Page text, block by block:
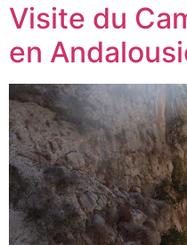
Visite du
en